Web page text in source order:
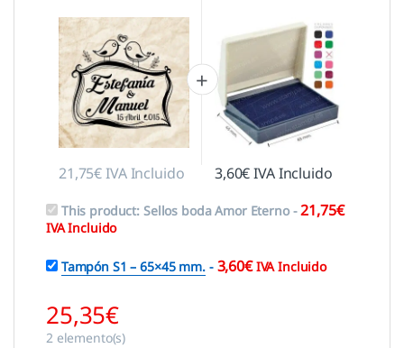
21,75€IVA Incluido 3,60€IVA Incluido
This product: Sellos boda Amor Eterno-21,75€
IVA Incluido
Tampón S1 – 65×45 mm.- 3,60€ IVA Incluido
25,35€
2elemento(s)